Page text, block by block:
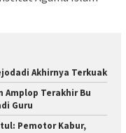
Akhirnya Terkuak
Terakhir Bu
Guru
Pemotor Kabur,